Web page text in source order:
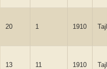
20 1 1910
13 11 1910